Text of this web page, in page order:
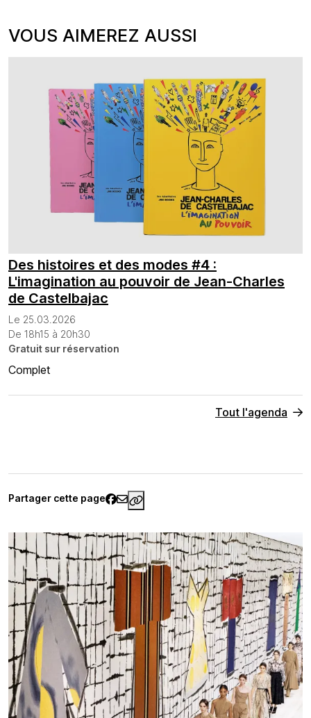
VOUS AIMEREZ AUSSI
Des histoires et des modes #4 :
L'imagination au pouvoir de Jean-Charles
de Castelbajac
Le 25.03.2026
De 18h15 à 20h30
Gratuit sur réservation
Complet
Tout l'agenda
Partager cette page https://